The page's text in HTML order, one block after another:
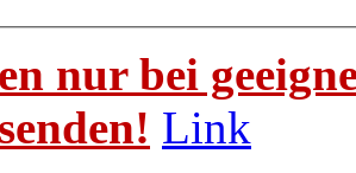
nur bei
Link